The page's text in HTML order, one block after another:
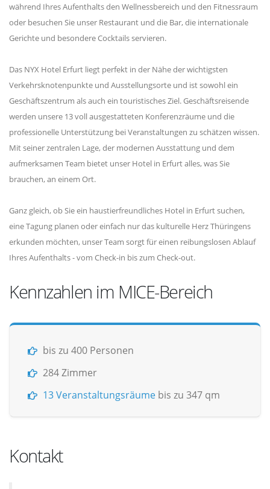
während Ihres Aufenthalts den Wellnessbereich und den Fitnessraum
oder besuchen Sie unser Restaurant und die Bar, die internationale
Gerichte und besondere Cocktails servieren.
Das NYX Hotel Erfurt liegt perfekt in der Nähe der wichtigsten
Verkehrsknotenpunkte und Ausstellungsorte und ist sowohl ein
Geschäftszentrum als auch ein touristisches Ziel. Geschäftsreisende
werden unsere 13 voll ausgestatteten Konferenzräume und die
professionelle Unterstützung bei Veranstaltungen zu schätzen wissen.
Mit seiner zentralen Lage, der modernen Ausstattung und dem
aufmerksamen Team bietet unser Hotel in Erfurt alles, was Sie
brauchen, an einem Ort.
Ganz gleich, ob Sie ein haustierfreundliches Hotel in Erfurt suchen,
eine Tagung planen oder einfach nur das kulturelle Herz Thüringens
erkunden möchten, unser Team sorgt für einen reibungslosen Ablauf
Ihres Aufenthalts - vom Check-in bis zum Check-out.
Kennzahlen im MICE-Bereich
bis zu 400 Personen
284 Zimmer
13 Veranstaltungsräume bis zu 347 qm
Kontakt